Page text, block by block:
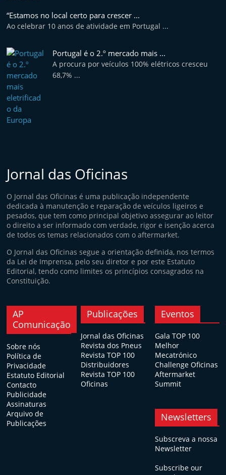
“Estamos no local certo para crescer ...
Ao celebrar 10 anos de atividade em Portugal ...
Portugal é o 2.º mercado mais ...
A procura por veículos 100% elétricos cresceu
68,7% ...
Jornal das Oficinas
O Jornal das Oficinas é uma publicação independente
dedicada à manutenção e reparação de veículos ligeiros e
pesados, que tem como principal objetivo assegurar ao leitor
o direito a ser informado com verdade, rigor e isenção acerca
de todos os temas relacionados com o aftermarket.
O Jornal das Oficinas segue a orientação definida, nos termos
da Lei de Imprensa, pelo seu diretor e por este Estatuto
Editorial, tendo como limites os princípios consagrados na
Constituição.
AP
Comunicação
Sobre nós
Política de
Privacidade
Estatuto Editorial
Contacto
Publicidade
Assinaturas
Arquivo de
Publicações
Publicações
Jornal das Oficinas
Revista dos Pneus
Revista TOP 100
Distribuidores
Revista TOP 100
Oficinas
Eventos
Gala TOP 100
Melhor
Mecatrónico
Challenge Oficinas
Aftermarket
Summit
Newsletters
Subscreva a nossa
Newsletter
Subscribe our